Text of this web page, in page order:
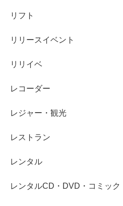
リフト
リリースイベント
リリイベ
レコーダー
レジャー・観光
レストラン
レンタル
レンタルCD・DVD・コミック